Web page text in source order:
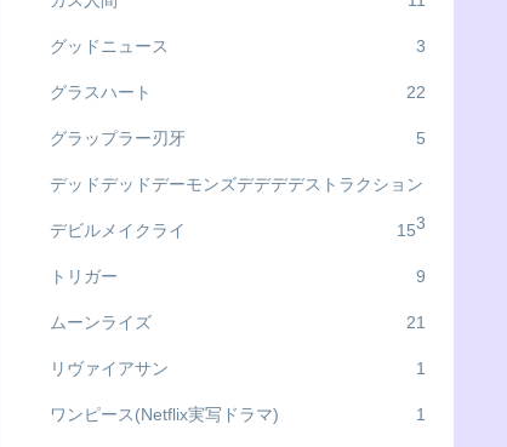
グッドニュース 3
グラスハート 22
グラップラー刃牙 5
デッドデッドデーモンズデデデデストラクション
3
デビルメイクライ 15
トリガー 9
ムーンライズ 21
リヴァイアサン 1
ワンピース(Netflix実写ドラマ) 1